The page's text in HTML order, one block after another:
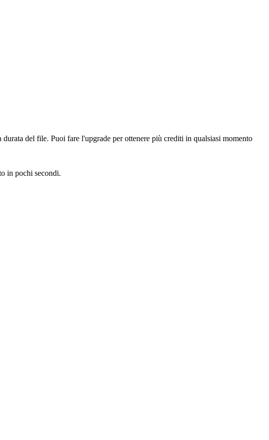
del file. Puoi fare l'upgrade per ottenere più crediti in qualsiasi momento
in pochi secondi.